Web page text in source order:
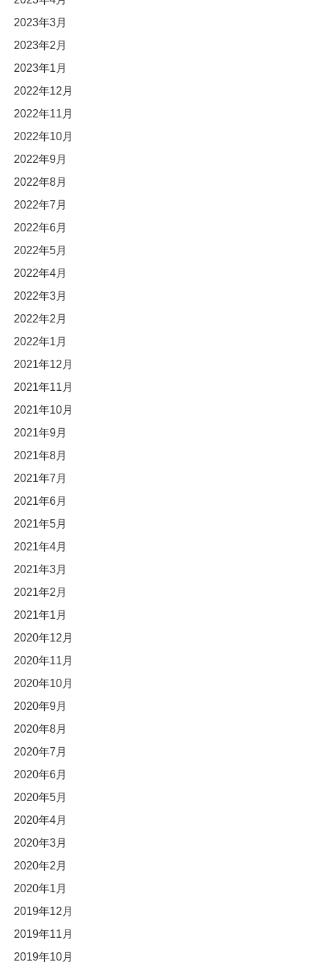
2023年3月
2023年2月
2023年1月
2022年12月
2022年11月
2022年10月
2022年9月
2022年8月
2022年7月
2022年6月
2022年5月
2022年4月
2022年3月
2022年2月
2022年1月
2021年12月
2021年11月
2021年10月
2021年9月
2021年8月
2021年7月
2021年6月
2021年5月
2021年4月
2021年3月
2021年2月
2021年1月
2020年12月
2020年11月
2020年10月
2020年9月
2020年8月
2020年7月
2020年6月
2020年5月
2020年4月
2020年3月
2020年2月
2020年1月
2019年12月
2019年11月
2019年10月